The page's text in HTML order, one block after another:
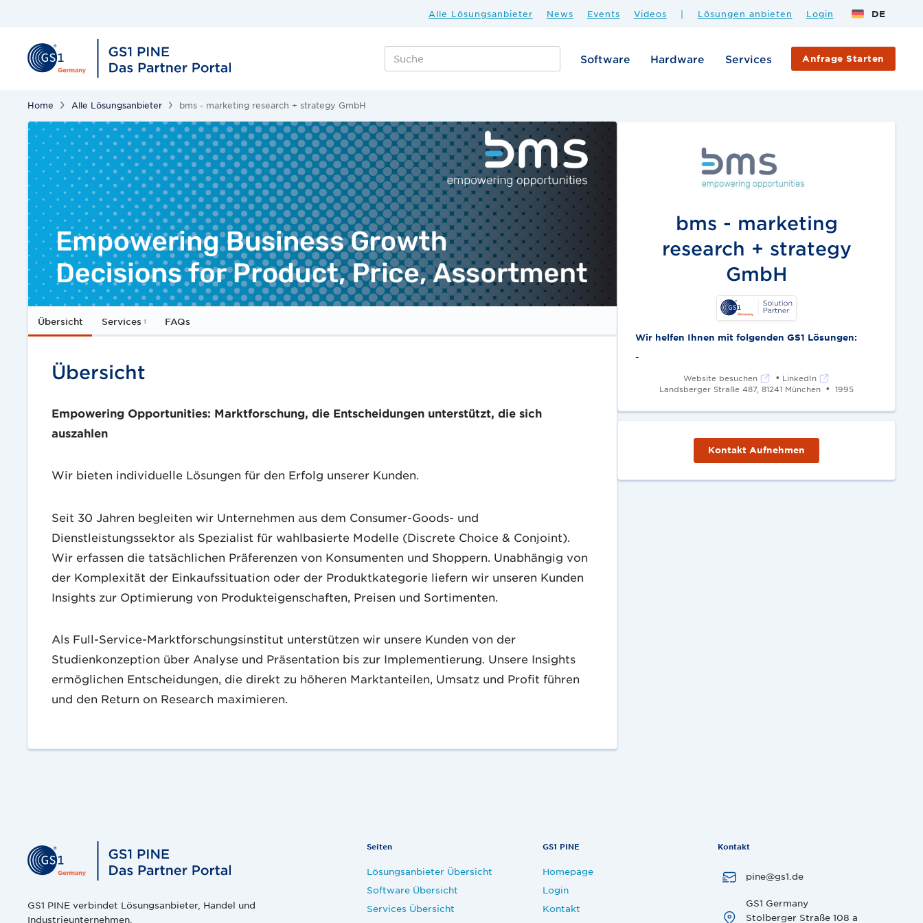
Alle Lösungsanbieter News Events Videos | Lösungen anbieten Login DE
Software Hardware Services Anfrage Starten
Home Alle Lösungsanbieter bms - marketing research + strategy GmbH
Übersicht Services 1 FAQs
Übersicht
Empowering Opportunities: Marktforschung, die Entscheidungen unterstützt, die sich
auszahlen
Wir bieten individuelle Lösungen für den Erfolg unserer Kunden.
Seit 30 Jahren begleiten wir Unternehmen aus dem Consumer-Goods- und
Dienstleistungssektor als Spezialist für wahlbasierte Modelle (Discrete Choice & Conjoint).
Wir erfassen die tatsächlichen Präferenzen von Konsumenten und Shoppern. Unabhängig von
der Komplexität der Einkaufssituation oder der Produktkategorie liefern wir unseren Kunden
Insights zur Optimierung von Produkteigenschaften, Preisen und Sortimenten.
Als Full-Service-Marktforschungsinstitut unterstützen wir unsere Kunden von der
Studienkonzeption über Analyse und Präsentation bis zur Implementierung. Unsere Insights
ermöglichen Entscheidungen, die direkt zu höheren Marktanteilen, Umsatz und Profit führen
und den Return on Research maximieren.
bms - marketing
research + strategy
GmbH
Wir helfen Ihnen mit folgenden GS1 Lösungen:
-
Website besuchen • LinkedIn
Landsberger Straße 487, 81241 München • 1995
Kontakt Aufnehmen
GS1 PINE verbindet Lösungsanbieter, Handel und
Industrieunternehmen.
Seiten
Lösungsanbieter Übersicht
Software Übersicht
Services Übersicht
GS1 PINE
Homepage
Login
Kontakt
Kontakt
pine@gs1.de
GS1 Germany
Stolberger Straße 108 a